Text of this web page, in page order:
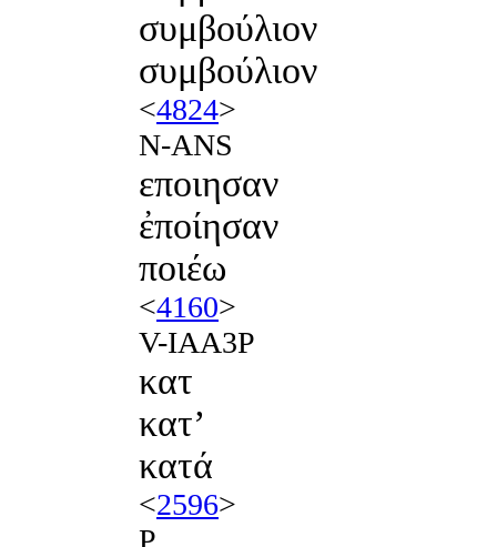
συμβούλιον
συμβούλιον
<4824>
N-ANS
εποιησαν
ἐποίησαν
ποιέω
<4160>
V-IAA3P
κατ
κατʼ
κατά
<2596>
P